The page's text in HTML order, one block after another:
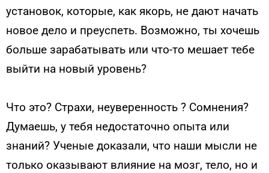
установок, которые, как якорь, не дают начать
новое дело и преуспеть. Возможно, ты хочешь
больше зарабатывать или что-то мешает тебе
выйти на новый уровень?
Что это? Страхи, неуверенность ? Сомнения?
Думаешь, у тебя недостаточно опыта или
знаний? Ученые доказали, что наши мысли не
только оказывают влияние на мозг, тело, но и